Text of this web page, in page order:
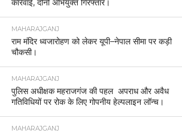
MAHARAJGANJ
राम मंदिर ध्वजारोहण को लेकर यूपी–नेपाल सीमा पर कड़ी
चौकसी।
MAHARAJGANJ
पुलिस अधीक्षक महराजगंज की पहल अपराध और अवैध
गतिविधियों पर रोक के लिए गोपनीय हेल्पलाइन लॉन्च।
MAHARAJGANJ